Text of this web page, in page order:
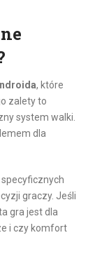
, które
zalety to
system walki.
dla
graczy. Jeśli
gra jest dla
i czy komfort